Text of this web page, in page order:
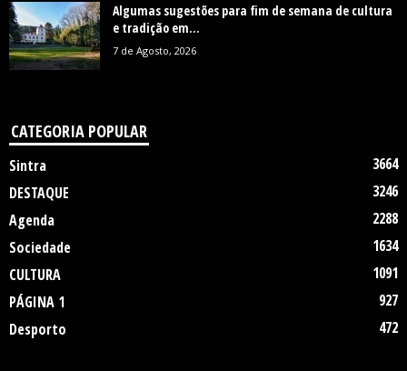
Algumas sugestões para fim de semana de cultura
e tradição em...
7 de Agosto, 2026
CATEGORIA POPULAR
Sintra
3664
DESTAQUE
3246
Agenda
2288
Sociedade
1634
CULTURA
1091
PÁGINA 1
927
Desporto
472